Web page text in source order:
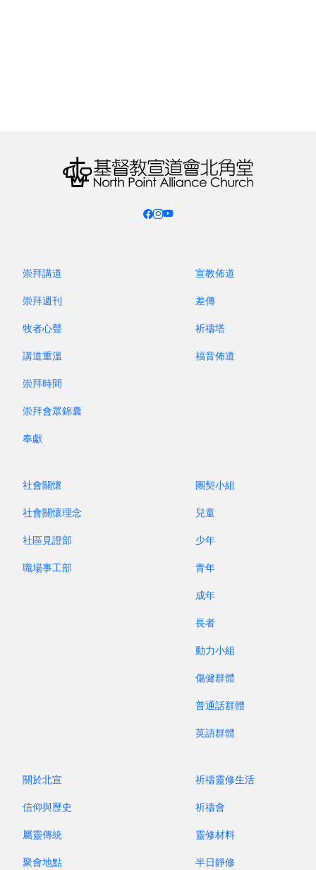
第 425 期 / 2024 年 12 月
崇拜講道
崇拜週刊
牧者心聲
講道重溫
崇拜時間
崇拜會眾錦囊
奉獻
宣教佈道
差傳
祈禱塔
福音佈道
社會關懷
社會關懷理念
社區見證部
職場事工部
團契小組
兒童
少年
青年
成年
長者
動力小組
傷健群體
普通話群體
英語群體
關於北宣
信仰與歷史
屬靈傳統
聚會地點
祈禱靈修生活
祈禱會
靈修材料
半日靜修